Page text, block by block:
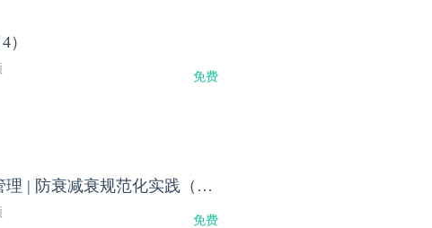
免费
心脏起搏器的老年患者术前评估与术中管理 | 防衰减衰规范化实践（26）
免费